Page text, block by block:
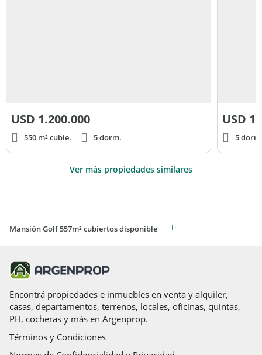
USD 1.200.000
550 m² cubie. 5 dorm.
USD
5
Ver más propiedades similares
Mansión Golf 557m² cubiertos disponible
Encontrá propiedades e inmuebles en venta y alquiler,
casas, departamentos, terrenos, locales, oficinas, quintas,
PH, cocheras y más en Argenprop.
Términos y Condiciones